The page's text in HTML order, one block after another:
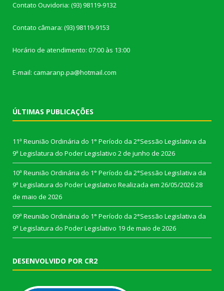
Contato Ouvidoria: (93) 98119-9132
Contato câmara: (93) 98119-9153
Horário de atendimento: 07:00 às 13:00
E-mail: camaranp.pa@hotmail.com
ÚLTIMAS PUBLICAÇÕES
11ª Reunião Ordinária do 1° Período da 2°Sessão Legislativa da
9ª Legislatura do Poder Legislativo 2 de junho de 2026
10ª Reunião Ordinária do 1° Período da 2°Sessão Legislativa da
9ª Legislatura do Poder Legislativo Realizada em 26/05/202628
de maio de 2026
09ª Reunião Ordinária do 1° Período da 2°Sessão Legislativa da
9ª Legislatura do Poder Legislativo 19 de maio de 2026
DESENVOLVIDO POR CR2